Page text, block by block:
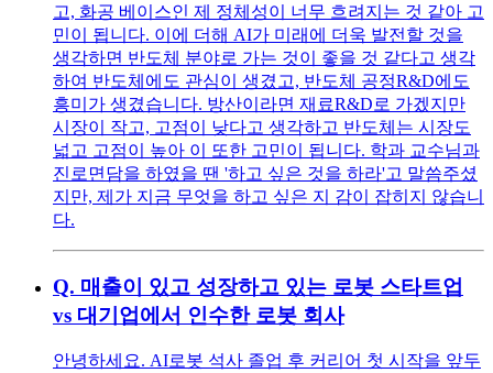
고, 화공 베이스인 제 정체성이 너무 흐려지는 것 같아 고
민이 됩니다. 이에 더해 AI가 미래에 더욱 발전할 것을
생각하면 반도체 분야로 가는 것이 좋을 것 같다고 생각
하여 반도체에도 관심이 생겼고, 반도체 공정R&D에도
흥미가 생겼습니다. 방산이라면 재료R&D로 가겠지만
시장이 작고, 고점이 낮다고 생각하고 반도체는 시장도
넓고 고점이 높아 이 또한 고민이 됩니다. 학과 교수님과
진로면담을 하였을 땐 '하고 싶은 것을 하라'고 말씀주셨
지만, 제가 지금 무엇을 하고 싶은 지 감이 잡히지 않습니
다.
Q. 매출이 있고 성장하고 있는 로봇 스타트업
vs 대기업에서 인수한 로봇 회사
안녕하세요. AI로봇 석사 졸업 후 커리어 첫 시작을 앞두